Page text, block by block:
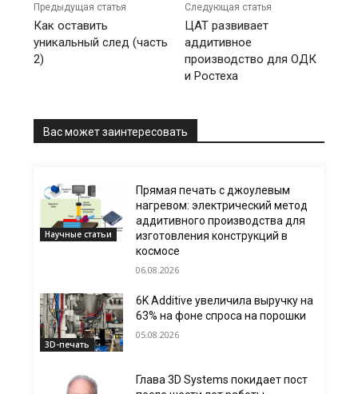
Предыдущая статья
Как оставить
уникальный след (часть
2)
Следующая статья
ЦАТ развивает
аддитивное
производство для ОДК
и Ростеха
Вас может заинтересовать
Научные статьи
Прямая печать с джоулевым
нагревом: электрический метод
аддитивного производства для
изготовления конструкций в
космосе
06.08.2026
3D-печать
6K Additive увеличила выручку на
63% на фоне спроса на порошки
05.08.2026
Глава 3D Systems покидает пост